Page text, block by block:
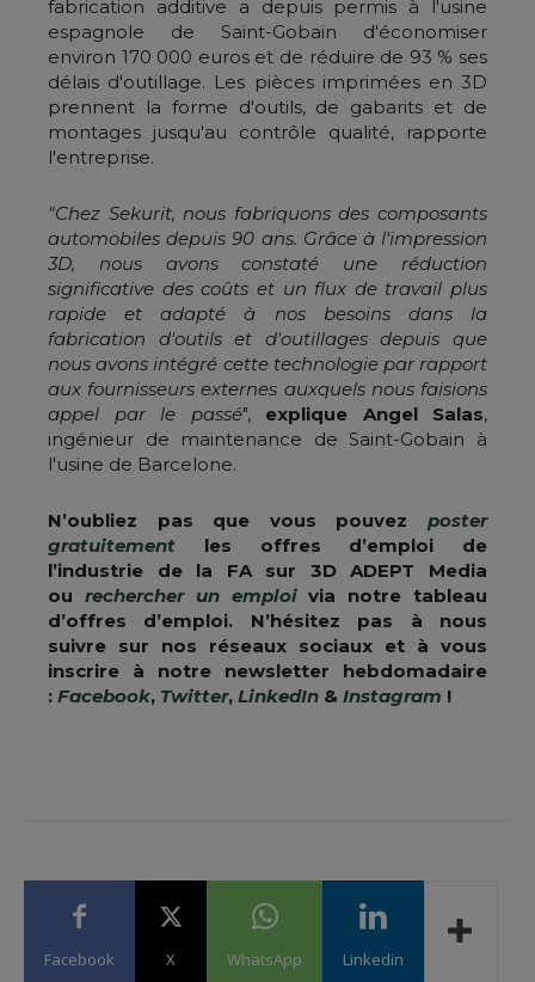
fabrication additive a depuis permis à l'usine
espagnole de Saint-Gobain d'économiser
environ 170 000 euros et de réduire de 93 % ses
délais d'outillage. Les pièces imprimées en 3D
prennent la forme d'outils, de gabarits et de
montages jusqu'au contrôle qualité, rapporte
l'entreprise.
"Chez Sekurit, nous fabriquons des composants
automobiles depuis 90 ans. Grâce à l'impression
3D, nous avons constaté une réduction
significative des coûts et un flux de travail plus
rapide et adapté à nos besoins dans la
fabrication d'outils et d'outillages depuis que
nous avons intégré cette technologie par rapport
aux fournisseurs externes auxquels nous faisions
appel par le passé", explique Angel Salas,
ingénieur de maintenance de Saint-Gobain à
l'usine de Barcelone.
N’oubliez pas que vous pouvez poster
gratuitement les offres d’emploi de
l’industrie de la FA sur 3D ADEPT Media
ou rechercher un emploivia notre tableau
d’offres d’emploi. N’hésitez pas à nous
suivre sur nos réseaux sociaux et à vous
inscrire à notre newsletter hebdomadaire
: Facebook, Twitter, LinkedIn & Instagram !
Facebook X WhatsApp Linkedin